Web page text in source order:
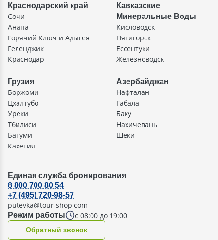
Краснодарский край
Сочи
Анапа
Горячий Ключ и Адыгея
Геленджик
Краснодар
Кавказские
Минеральные Воды
Кисловодск
Пятигорск
Ессентуки
Железноводск
Грузия
Боржоми
Цхалтубо
Уреки
Тбилиси
Батуми
Кахетия
Азербайджан
Нафталан
Габала
Баку
Нахичевань
Шеки
Единая служба бронирования
Режим работы с 08:00 до 19:00
8 800 700 80 54
+7 (495) 720-98-57
putevka@tour-shop.com
Oбратный звонок